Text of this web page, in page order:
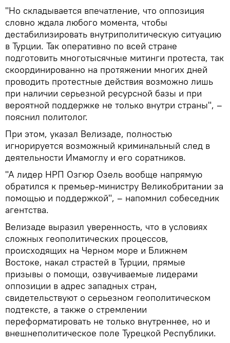
"Но складывается впечатление, что оппозиция
словно ждала любого момента, чтобы
дестабилизировать внутриполитическую ситуацию
в Турции. Так оперативно по всей стране
подготовить многотысячные митинги протеста, так
скоординированно на протяжении многих дней
проводить протестные действия возможно лишь
при наличии серьезной ресурсной базы и при
вероятной поддержке не только внутри страны", –
пояснил политолог.
При этом, указал Велизаде, полностью
игнорируется возможный криминальный след в
деятельности Имамоглу и его соратников.
"А лидер НРП Озгюр Озель вообще напрямую
обратился к премьер-министру Великобритании за
помощью и поддержкой", – напомнил собеседник
агентства.
Велизаде выразил уверенность, что в условиях
сложных геополитических процессов,
происходящих на Черном море и Ближнем
Востоке, накал страстей в Турции, прямые
призывы о помощи, озвучиваемые лидерами
оппозиции в адрес западных стран,
свидетельствуют о серьезном геополитическом
подтексте, а также о стремлении
переформатировать не только внутреннее, но и
внешнеполитическое поле Турецкой Республики.